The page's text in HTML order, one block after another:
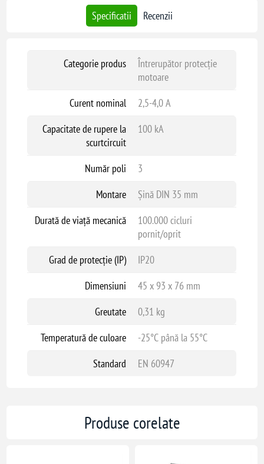
Specificatii Recenzii
Categorie produs
Întrerupător protecție
motoare
Curent nominal
2,5-4,0 A
Capacitate de rupere la
scurtcircuit
100 kA
Număr poli
3
Montare
Șină DIN 35 mm
Durată de viață mecanică
100.000 cicluri
pornit/oprit
Grad de protecție (IP)
IP20
Dimensiuni
45 x 93 x 76 mm
Greutate
0,31 kg
Temperatură de culoare
-25°C până la 55°C
Standard
EN 60947
Produse corelate